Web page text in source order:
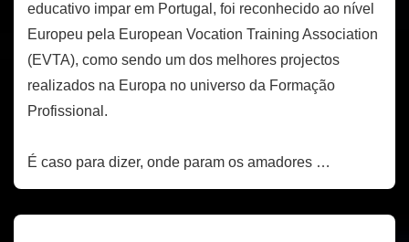
educativo impar em Portugal, foi reconhecido ao nível
Europeu pela European Vocation Training Association
(EVTA), como sendo um dos melhores projectos
realizados na Europa no universo da Formação
Profissional.
É caso para dizer, onde param os amadores …